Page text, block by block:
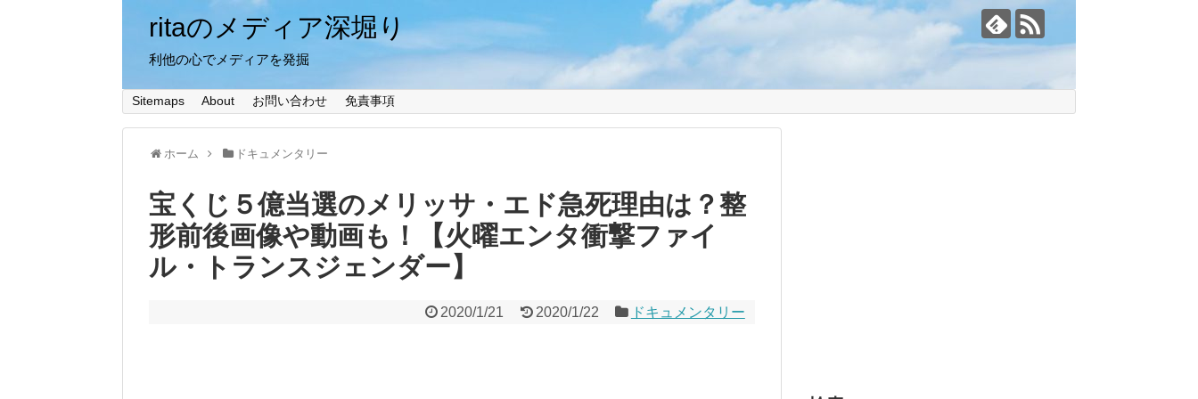
ritaのメディア深堀り
利他の心でメディアを発掘
Sitemaps About お問い合わせ 免責事項
ホーム ドキュメンタリー
宝くじ５億当選のメリッサ・エド急死理由は？整
形前後画像や動画も！【火曜エンタ衝撃ファイ
ル・トランスジェンダー】
2020/1/21 2020/1/22 ドキュメンタリー